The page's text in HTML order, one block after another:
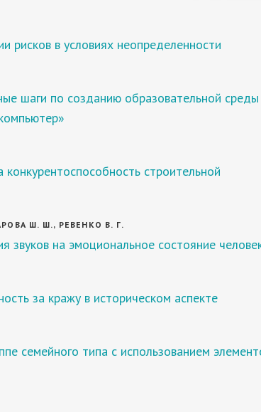
рисков в условиях неопределенности
шаги по созданию образовательной среды
строительной
Ш. Ш., РЕВЕНКО В. Г.
звуков на эмоциональное состояние
за кражу в историческом аспекте
семейного типа с использованием